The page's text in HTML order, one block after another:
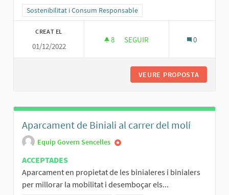
Resultats al filtrar per la categoria: Sostenibilitat i Consum
Sostenibilitat i Consum Responsable
CREAT EL
01/12/2022
8 8 SEGUIDORES
SEGUIR 0
VEURE PROPOSTA
Aparcament de Biniali al carrer del molí
Equip Govern Sencelles
ACCEPTADES
Aparcament en propietat de les binialeres i binialers
per millorar la mobilitat i desemboçar els...